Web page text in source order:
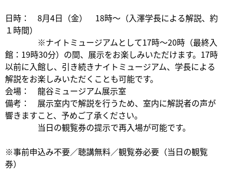
日時： 8月4日（金） 18時～（入澤学長による解説、約
１時間）
※ナイトミュージアムとして17時～20時（最終入
館：19時30分）の間、展示をお楽しみいただけます。17時
以前に入館し、引き続きナイトミュージアム、学長による
解説をお楽しみいただくことも可能です。
会場： 龍谷ミュージアム展示室
備考： 展示室内で解説を行うため、室内に解説者の声が
響きますこと、予めご了承ください。
当日の観覧券の提示で再入場が可能です。
※事前申込み不要／聴講無料／観覧券必要（当日の観覧
券）